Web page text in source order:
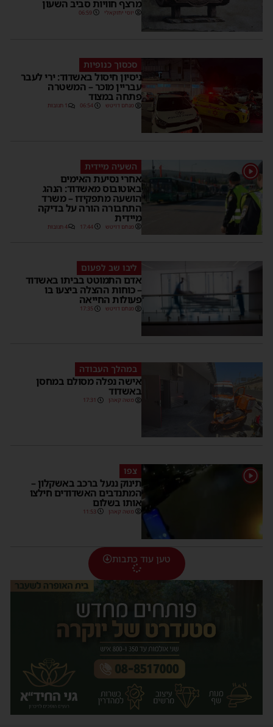
מרצף חוויות סביב השעון
יוסי יחזקאלי 06:59
סכסוך כנופיות
ניסיון חיסול באשדוד: ירי לעבר
עבריין מוכר – המשטרה
פתחה במצוד
מנחם דויטש 06:54 1 תגובות
1 השעיה מיידית
אחרי נסיעת האימים
באוטובוס מאשדוד: הנהג
הושעה מתפקידו – משרד
התחבורה הורה על בדיקה
מיידית
מנחם דויטש 17:44 4 תגובות
ליבו שב לפעום
אדם התמוטט בביתו באשדוד
– כוחות ההצלה ביצעו בו
פעולות החייאה
מנחם דויטש 17:35
במהלך העבודה
אישה נפלה מסולם במחסן
באשדוד
משה קאהן 17:31
1 צפו
תינוק ננעל ברכב באשקלון –
המתנדבים האשדודים חילצו
אותו בשלום
משה קאהן 11:53
טען עוד כתבות